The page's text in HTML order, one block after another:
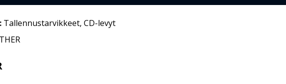
Tallennustarvikkeet, CD-levyt